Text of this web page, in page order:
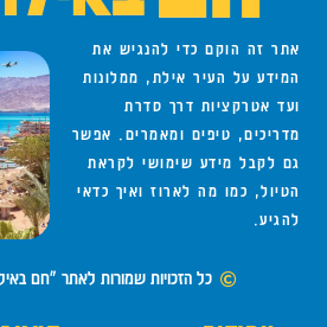
אתר זה הוקם כדי להנגיש את
המידע על העיר אילת, ממלונות
ועד אטרקציות דרך סדרת
מדריכים, טיפים ומאמרים. אפשר
גם לקבל מידע שימושי לקראת
הטיול, כמו מה לארוז ואיך כדאי
להגיע.
כל הזכויות שמורות לאתר "חם